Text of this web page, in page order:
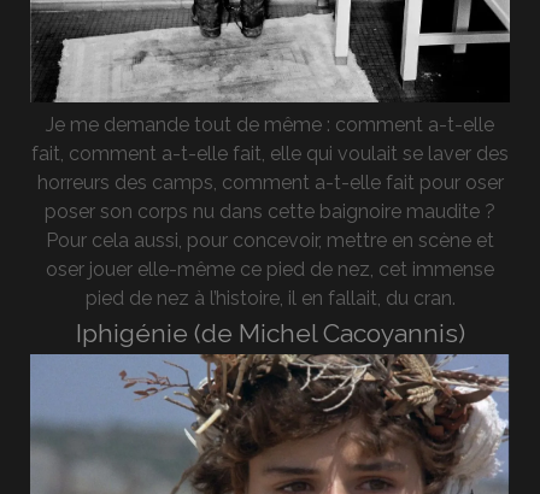
Je me demande tout de même : comment a-t-elle
fait, comment a-t-elle fait, elle qui voulait se laver des
horreurs des camps, comment a-t-elle fait pour oser
poser son corps nu dans cette baignoire maudite ?
Pour cela aussi, pour concevoir, mettre en scène et
oser jouer elle-même ce pied de nez, cet immense
pied de nez à l’histoire, il en fallait, du cran.
Iphigénie (de Michel Cacoyannis)